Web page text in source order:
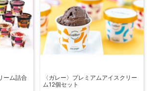
ーム詰合
〈ガレー〉プレミアムアイスクリー
ム12個セット